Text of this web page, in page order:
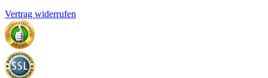
Vertrag widerrufen